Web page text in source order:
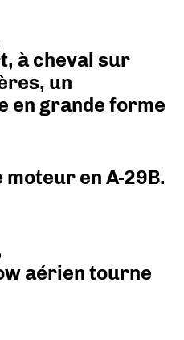
à cheval sur
un
en grande forme
moteur en A-29B.
aérien tourne